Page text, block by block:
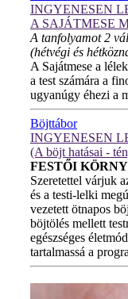
INGYENESEN
A SAJÁTMESE
A tanfolyamot 2
(hétvégi és
A Sajátmese a
a test számára a
ugyanúgy éhezi a
Böjttábor
INGYENESEN
(A böjt hatásai -
FESTŐI
Szeretettel várjuk
és a testi-lelki
vezetett ötnapos
böjtölés mellett
egészséges
tartalmassá a